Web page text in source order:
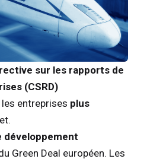
sur les rapports de
(CSRD)
entreprises plus
Green Deal européen. Les